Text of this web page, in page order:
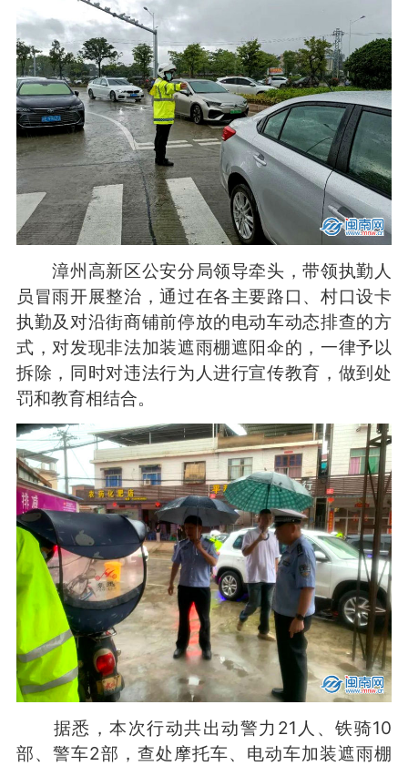
漳州高新区公安分局领导牵头，带领执勤人
员冒雨开展整治，通过在各主要路口、村口设卡
执勤及对沿街商铺前停放的电动车动态排查的方
式，对发现非法加装遮雨棚遮阳伞的，一律予以
拆除，同时对违法行为人进行宣传教育，做到处
罚和教育相结合。
据悉，本次行动共出动警力21人、铁骑10
部、警车2部，查处摩托车、电动车加装遮雨棚